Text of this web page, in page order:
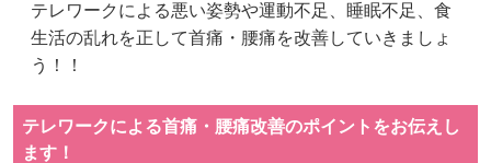
テレワークによる悪い姿勢や運動不足、睡眠不足、食
生活の乱れを正して首痛・腰痛を改善していきましょ
う！！
テレワークによる首痛・腰痛改善のポイントをお伝えし
ます！